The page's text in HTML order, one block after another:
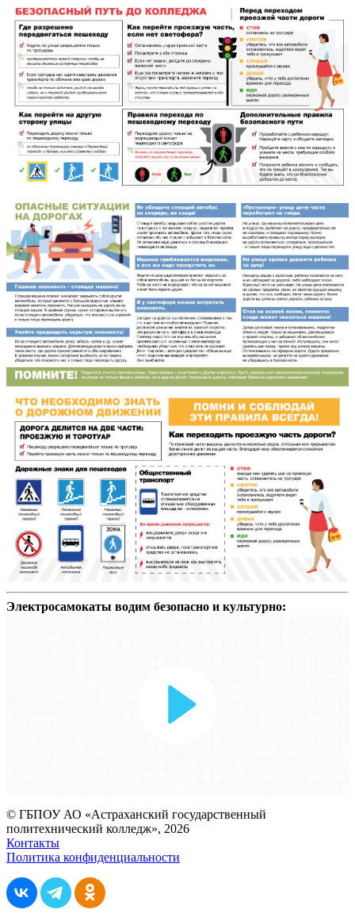
Электросамокаты водим безопасно и культурно:
Воспроизвести
© ГБПОУ АО «Астраханский государственный
политехнический колледж», 2026
Контакты
Политика конфиденциальности